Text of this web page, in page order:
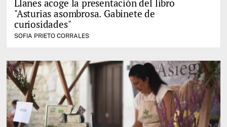
Llanes acoge la presentación del libro
"Asturias asombrosa. Gabinete de
curiosidades"
SOFIA PRIETO CORRALES